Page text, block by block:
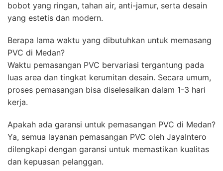
bobot yang ringan, tahan air, anti-jamur, serta desain
yang estetis dan modern.
Berapa lama waktu yang dibutuhkan untuk memasang
PVC di Medan?
Waktu pemasangan PVC bervariasi tergantung pada
luas area dan tingkat kerumitan desain. Secara umum,
proses pemasangan bisa diselesaikan dalam 1-3 hari
kerja.
Apakah ada garansi untuk pemasangan PVC di Medan?
Ya, semua layanan pemasangan PVC oleh JayaIntero
dilengkapi dengan garansi untuk memastikan kualitas
dan kepuasan pelanggan.